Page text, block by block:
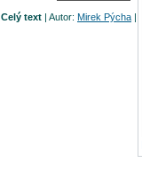
Celý text | Autor: Mirek Pýcha |